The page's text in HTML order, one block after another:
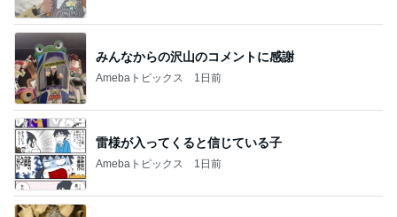
みんなからの沢山のコメントに感謝
Amebaトピックス 1日前
雷様が入ってくると信じている子
Amebaトピックス 1日前